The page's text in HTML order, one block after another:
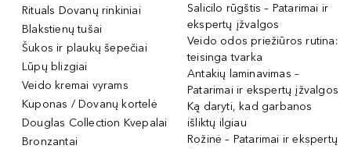
Rituals Dovanų rinkiniai
Blakstienų tušai
Šukos ir plaukų šepečiai
Lūpų blizgiai
Veido kremai vyrams
Kuponas / Dovanų kortelė
Douglas Collection Kvepalai
Bronzantai
Salicilo rūgštis – Patarimai ir
ekspertų įžvalgos
Veido odos priežiūros rutina:
teisinga tvarka
Antakių laminavimas –
Patarimai ir ekspertų įžvalgos
Ką daryti, kad garbanos
išliktų ilgiau
Rožinė – Patarimai ir ekspertų